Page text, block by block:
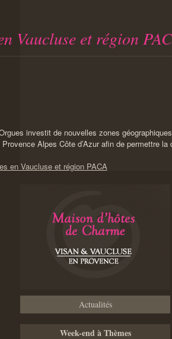
Vaucluse et région
investit de nouvelles zones
Alpes Côte d’Azur afin de permettre la
en Vaucluse et région PACA
Actualités
Week-end à Thèmes